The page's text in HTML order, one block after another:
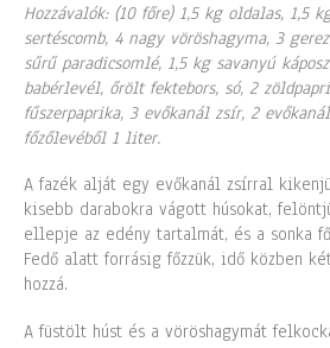
Hozzávalók: (10 főre) 1,5 kg oldalas, 1,5
sertéscomb, 4 nagy vöröshagyma, 3
sűrű paradicsomlé, 1,5 kg savanyú
babérlevél, őrölt fektebors, só, 2
fűszerpaprika, 3 evőkanál zsír, 2
főzőlevéből 1 liter.
A fazék alját egy evőkanál zsírral
kisebb darabokra vágott húsokat,
ellepje az edény tartalmát, és a sonka
Fedő alatt forrásig főzzük, idő közben
hozzá.
A füstölt húst és a vöröshagymát